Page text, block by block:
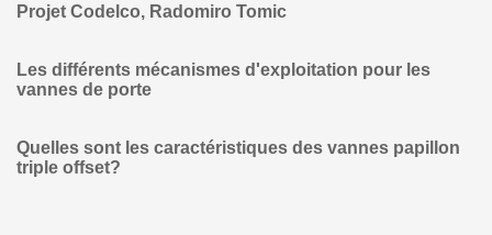
Projet Codelco, Radomiro Tomic
Les différents mécanismes d'exploitation pour les
vannes de porte
Quelles sont les caractéristiques des vannes papillon
triple offset?